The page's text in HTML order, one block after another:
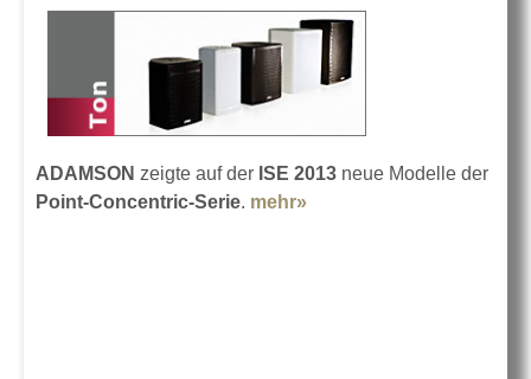
ADAMSON zeigte auf der ISE 2013 neue Modelle der
Point-Concentric-Serie. mehr»